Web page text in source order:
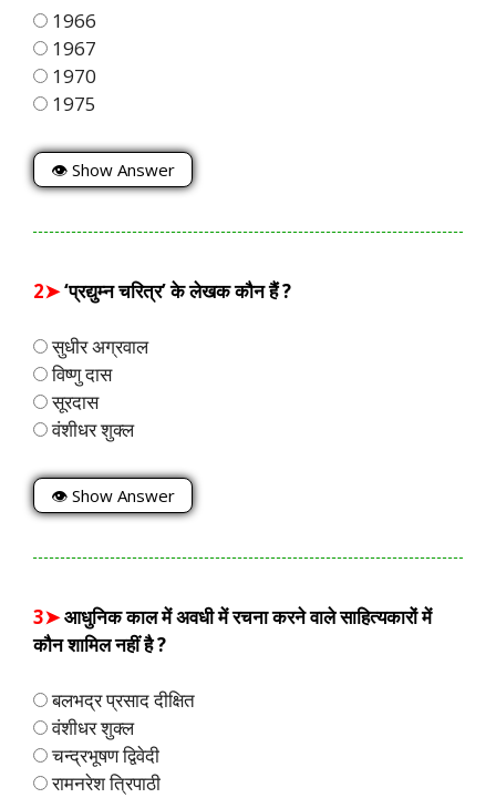
1966
1967
1970
1975
👁 Show Answer
2➤‘प्रद्युम्न चरित्र’ के लेखक कौन हैं ?
सुधीर अग्रवाल
विष्णु दास
सूरदास
वंशीधर शुक्ल
👁 Show Answer
3➤आधुनिक काल में अवधी में रचना करने वाले साहित्यकारों में
कौन शामिल नहीं है ?
बलभद्र प्रसाद दीक्षित
वंशीधर शुक्ल
चन्द्रभूषण द्विवेदी
रामनरेश त्रिपाठी